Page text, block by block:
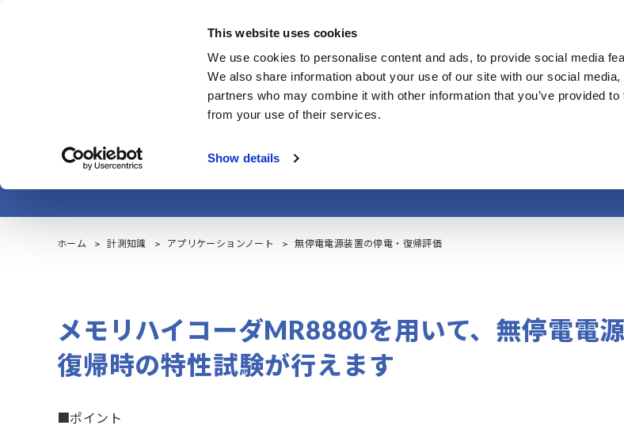
This website uses cookies
We use cookies to personalise content and ads, to provide social media
We also share information about your use of our site with our social
partners who may combine it with other information that you’ve provided
from your use of their services.
Show details
製品・サービス
製品 業種・ソリューション
無停電電源装置の停電
ホーム 計測知識 アプリケーションノート 無停電電源装置の停電・復帰評価
メモリハイコーダMR8880を用いて、無停電電
復帰時の特性試験が行えます
■ポイント